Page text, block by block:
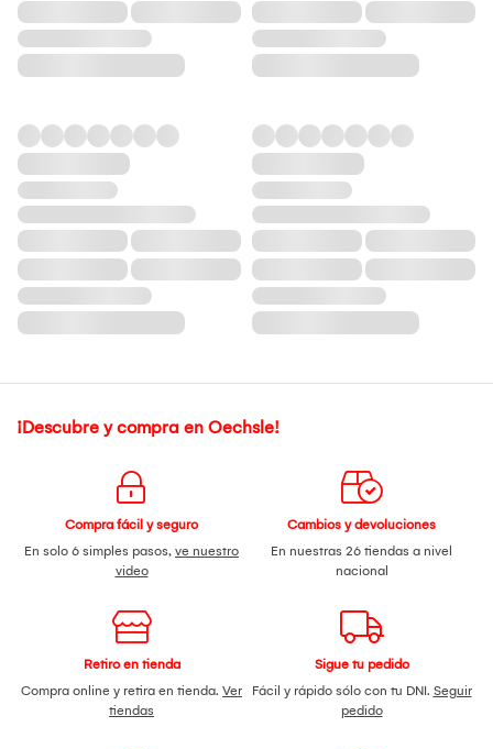
¡Descubre y compra en Oechsle!
Compra fácil y seguro
En solo 6 simples pasos, ve nuestro
video
Cambios y devoluciones
En nuestras 26 tiendas a nivel
nacional
Retiro en tienda
Compra online y retira en tienda. Ver
tiendas
Sigue tu pedido
Fácil y rápido sólo con tu DNI. Seguir
pedido